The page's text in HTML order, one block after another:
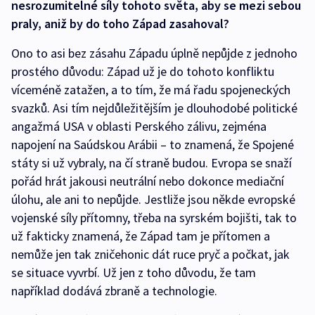
nesrozumitelné síly tohoto světa, aby se mezi sebou
praly, aniž by do toho Západ zasahoval?
Ono to asi bez zásahu Západu úplně nepůjde z jednoho
prostého důvodu: Západ už je do tohoto konfliktu
víceméně zatažen, a to tím, že má řadu spojeneckých
svazků. Asi tím nejdůležitějším je dlouhodobé politické
angažmá USA v oblasti Perského zálivu, zejména
napojení na Saúdskou Arábii – to znamená, že Spojené
státy si už vybraly, na čí straně budou. Evropa se snaží
pořád hrát jakousi neutrální nebo dokonce mediační
úlohu, ale ani to nepůjde. Jestliže jsou někde evropské
vojenské síly přítomny, třeba na syrském bojišti, tak to
už fakticky znamená, že Západ tam je přítomen a
nemůže jen tak zničehonic dát ruce pryč a počkat, jak
se situace vyvrbí. Už jen z toho důvodu, že tam
například dodává zbraně a technologie.